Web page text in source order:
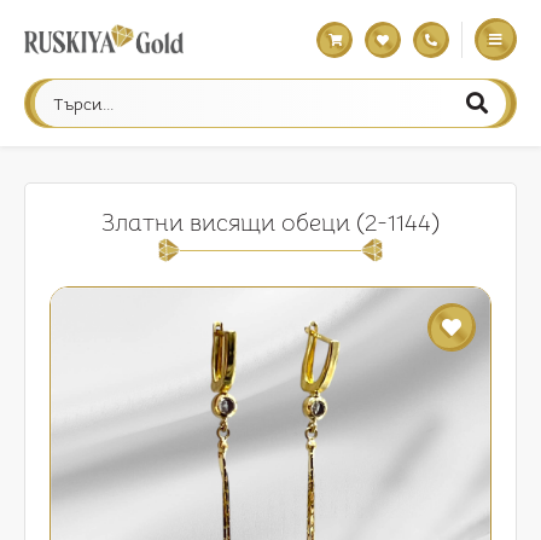
Златни висящи обеци (2-1144)